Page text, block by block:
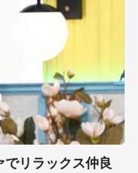
リラックス仲良